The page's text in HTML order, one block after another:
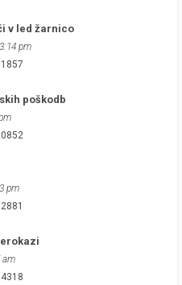
v led žarnico
pm
poškodb
pm
am